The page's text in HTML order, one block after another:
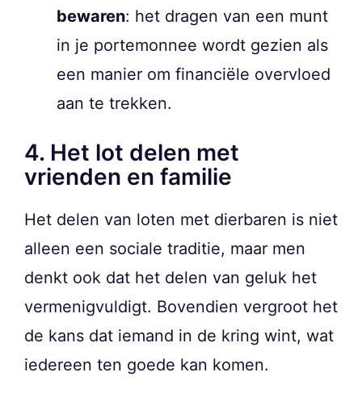
bewaren: het dragen van een munt
in je portemonnee wordt gezien als
een manier om financiële overvloed
aan te trekken.
4. Het lot delen met
vrienden en familie
Het delen van loten met dierbaren is niet
alleen een sociale traditie, maar men
denkt ook dat het delen van geluk het
vermenigvuldigt. Bovendien vergroot het
de kans dat iemand in de kring wint, wat
iedereen ten goede kan komen.